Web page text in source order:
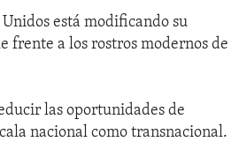
está modificando su
frente a los rostros modernos de
las oportunidades de
nacional como transnacional.